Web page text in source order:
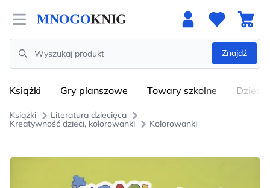
Open menu
Search
Znajdź
Książki Gry planszowe Towary szkolne
Książki Literatura dziecięca
Kreatywność dzieci, kolorowanki Kolorowanki